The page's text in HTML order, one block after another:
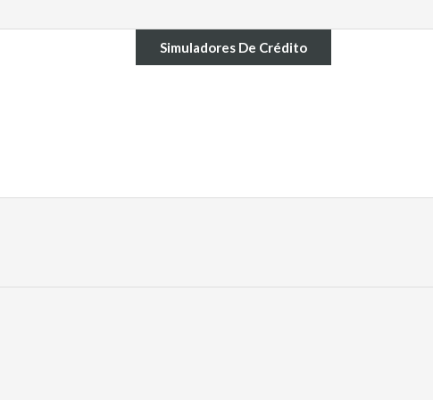
Simuladores De Crédito